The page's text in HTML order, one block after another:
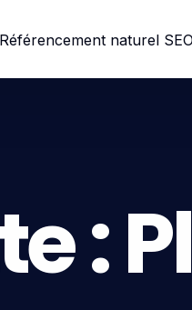
Référencement naturel SEO
: